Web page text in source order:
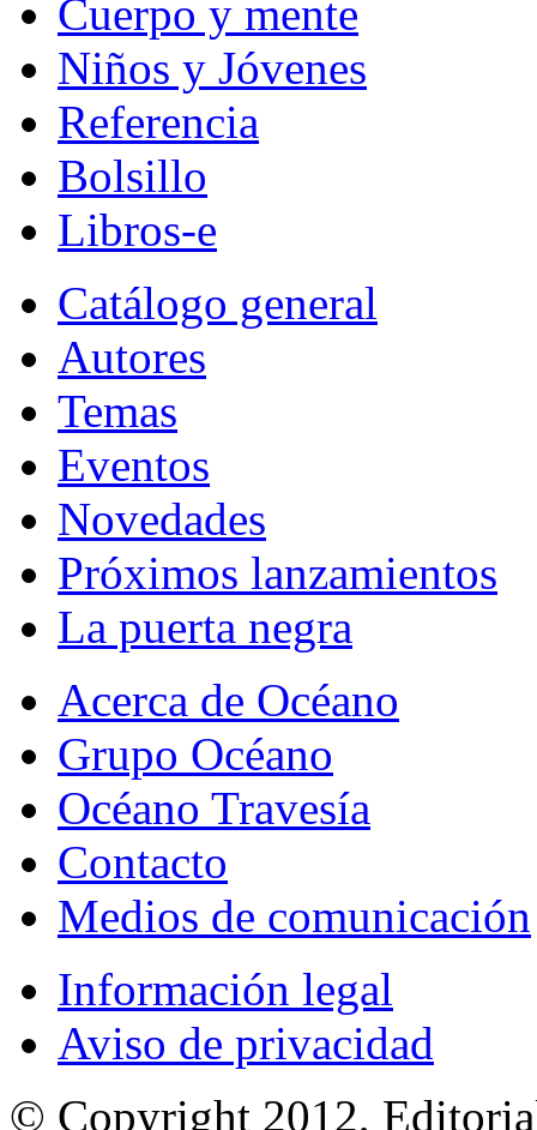
Cuerpo y mente
Niños y Jóvenes
Referencia
Bolsillo
Libros-e
Catálogo general
Autores
Temas
Eventos
Novedades
Próximos lanzamientos
La puerta negra
Acerca de Océano
Grupo Océano
Océano Travesía
Contacto
Medios de comunicación
Información legal
Aviso de privacidad
© Copyright 2012,